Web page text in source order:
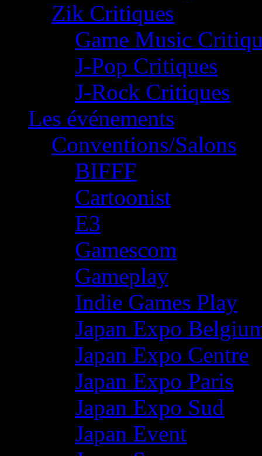
Zik Critiques
Game Music
J-Pop Critiques
J-Rock Critiques
Les événements
Conventions/Salons
BIFFF
Cartoonist
E3
Gamescom
Gameplay
Indie Games Play
Japan Expo
Japan Expo Centre
Japan Expo Paris
Japan Expo Sud
Japan Event